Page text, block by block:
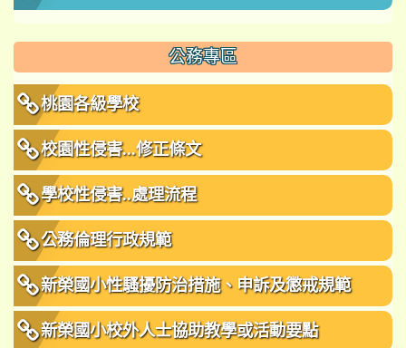
公務專區
桃園各級學校
校園性侵害...修正條文
學校性侵害..處理流程
公務倫理行政規範
新榮國小性騷擾防治措施、申訴及懲戒規範
新榮國小校外人士協助教學或活動要點